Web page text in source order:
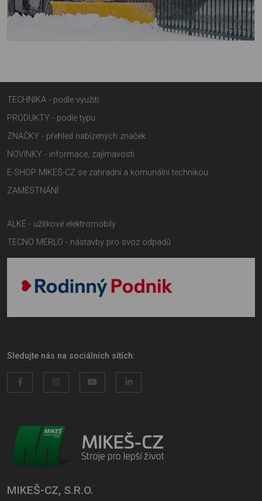
TECHNIKA - podle využití
PRODUKTY - podle typu
ZNAČKY - přehled nabízených značek
NOVINKY - informace, zajímavosti
E-SHOP MIKEŠ-CZ se zahradní a komunální technikou
ZAMĚSTNÁNÍ
ALKÉ - užitkové elektromobily
TECNO MERLO - nástavby pro svoz odpadů
Sledujte nás na sociálních sítích:
MIKEŠ-CZ, S.R.O.